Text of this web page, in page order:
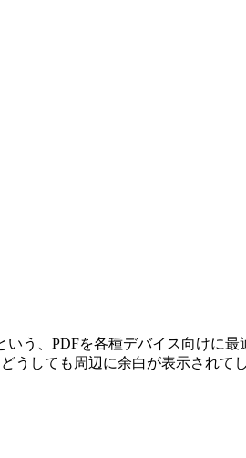
いう、PDFを各種デバイス向けに最
うしても周辺に余白が表示されて